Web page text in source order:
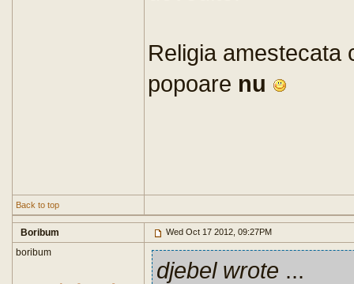
Religia amestecata
popoare nu
Back to top
Boribum Wed Oct 17 2012, 09:27PM
boribum
djebel wrote ...